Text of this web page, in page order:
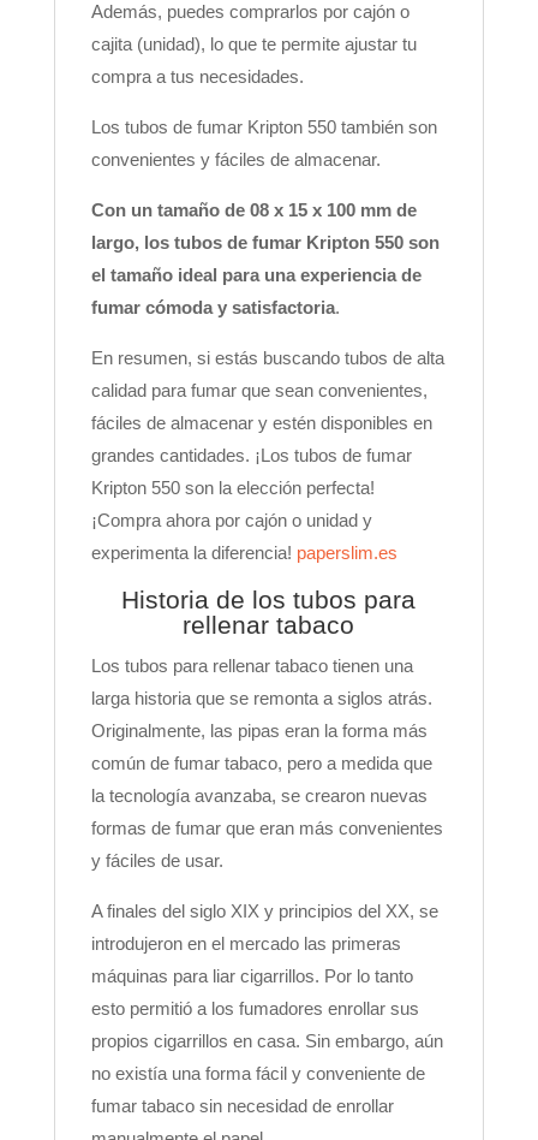
Además, puedes comprarlos por cajón o
cajita (unidad), lo que te permite ajustar tu
compra a tus necesidades.
Los tubos de fumar Kripton 550 también son
convenientes y fáciles de almacenar.
Con un tamaño de 08 x 15 x 100 mm de
largo, los tubos de fumar Kripton 550 son
el tamaño ideal para una experiencia de
fumar cómoda y satisfactoria.
En resumen, si estás buscando tubos de alta
calidad para fumar que sean convenientes,
fáciles de almacenar y estén disponibles en
grandes cantidades. ¡Los tubos de fumar
Kripton 550 son la elección perfecta!
¡Compra ahora por cajón o unidad y
experimenta la diferencia! paperslim.es
Historia de los tubos para
rellenar tabaco
Los tubos para rellenar tabaco tienen una
larga historia que se remonta a siglos atrás.
Originalmente, las pipas eran la forma más
común de fumar tabaco, pero a medida que
la tecnología avanzaba, se crearon nuevas
formas de fumar que eran más convenientes
y fáciles de usar.
A finales del siglo XIX y principios del XX, se
introdujeron en el mercado las primeras
máquinas para liar cigarrillos. Por lo tanto
esto permitió a los fumadores enrollar sus
propios cigarrillos en casa. Sin embargo, aún
no existía una forma fácil y conveniente de
fumar tabaco sin necesidad de enrollar